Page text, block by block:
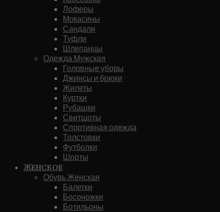
Лоферы
Мокасины
Сандали
Туфли
Шлепанцы
Одежда Мужская
Головные уборы
Джинсы и брюки
Жилеты
Куртки
Рубашки
Свитшоты
Спортивная одежда
Толстовки
Футболки
Шорты
Женское
Обувь Женская
Балетки
Босоножки
Ботильоны